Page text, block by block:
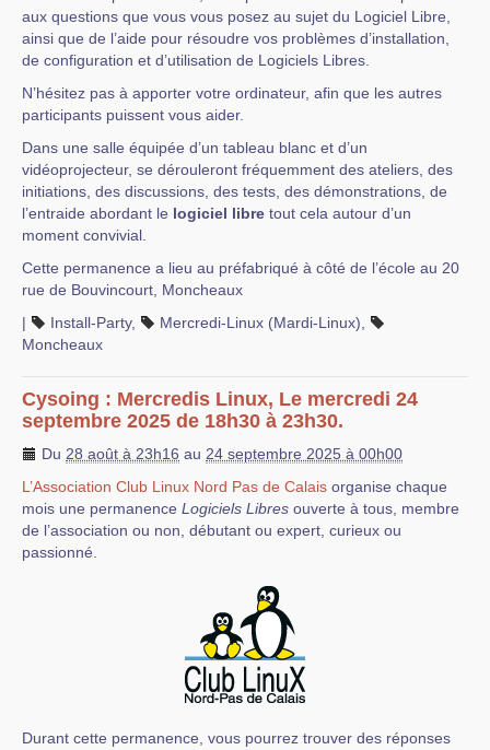
aux questions que vous vous posez au sujet du Logiciel Libre,
ainsi que de l’aide pour résoudre vos problèmes d’installation,
de configuration et d’utilisation de Logiciels Libres.
N’hésitez pas à apporter votre ordinateur, afin que les autres
participants puissent vous aider.
Dans une salle équipée d’un tableau blanc et d’un
vidéoprojecteur, se dérouleront fréquemment des ateliers, des
initiations, des discussions, des tests, des démonstrations, de
l’entraide abordant le logiciel libre tout cela autour d’un
moment convivial.
Cette permanence a lieu au préfabriqué à côté de l’école au 20
rue de Bouvincourt, Moncheaux
|
Install-Party, Mercredi-Linux (Mardi-Linux)
Moncheaux
Cysoing : Mercredis Linux, Le mercredi 24
septembre 2025 de 18h30 à 23h30.
Du 28 août à 23h16 au 24 septembre 2025 à 00h00
L’Association Club Linux Nord Pas de Calais organise chaque
mois une permanence Logiciels Libres ouverte à tous, membre
de l’association ou non, débutant ou expert, curieux ou
passionné.
Durant cette permanence, vous pourrez trouver des réponses